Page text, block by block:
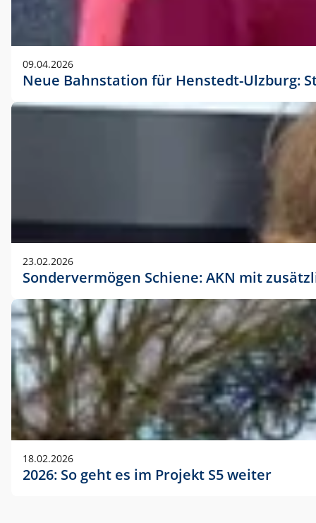
09.04.2026
Neue Bahnstation für Henstedt-Ulzburg:
23.02.2026
Sondervermögen Schiene: AKN mit
18.02.2026
2026: So geht es im Projekt S5 weiter